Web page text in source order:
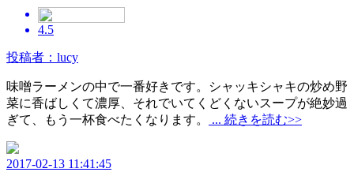
4.5
投稿者：lucy
味噌ラーメンの中で一番好きです。シャッキシャキの炒め野
菜に香ばしくて濃厚、それでいてくどくないスープが絶妙過
ぎて、もう一杯食べたくなります。
... 続きを読む>>
2017-02-13 11:41:45